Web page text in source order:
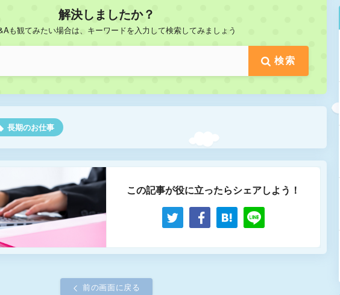
解決しましたか？
も観てみたい場合は、 キーワードを入力して検索してみましょう
検索
長期のお仕事
この記事が役に立ったらシェアしよう！
前の画面に戻る